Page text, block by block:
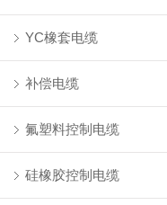
YC橡套电缆
补偿电缆
氟塑料控制电缆
硅橡胶控制电缆